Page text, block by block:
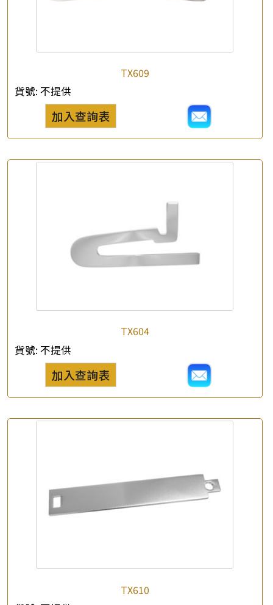
*你的名字
公司名稱
*e-mail
TX609
貨號: 不提供
加入查詢表
TX604
貨號: 不提供
加入查詢表
TX610